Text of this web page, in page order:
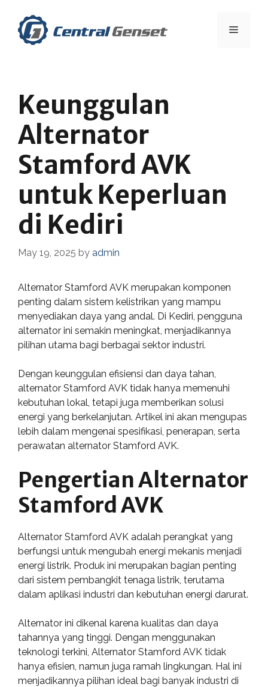
content
Menu
Keunggulan
Alternator
Stamford AVK
untuk Keperluan
di Kediri
May 19, 2025 by admin
Alternator Stamford AVK merupakan komponen
penting dalam sistem kelistrikan yang mampu
menyediakan daya yang andal. Di Kediri, pengguna
alternator ini semakin meningkat, menjadikannya
pilihan utama bagi berbagai sektor industri.
Dengan keunggulan efisiensi dan daya tahan,
alternator Stamford AVK tidak hanya memenuhi
kebutuhan lokal, tetapi juga memberikan solusi
energi yang berkelanjutan. Artikel ini akan mengupas
lebih dalam mengenai spesifikasi, penerapan, serta
perawatan alternator Stamford AVK.
Pengertian Alternator
Stamford AVK
Alternator Stamford AVK adalah perangkat yang
berfungsi untuk mengubah energi mekanis menjadi
energi listrik. Produk ini merupakan bagian penting
dari sistem pembangkit tenaga listrik, terutama
dalam aplikasi industri dan kebutuhan energi darurat.
Alternator ini dikenal karena kualitas dan daya
tahannya yang tinggi. Dengan menggunakan
teknologi terkini, Alternator Stamford AVK tidak
hanya efisien, namun juga ramah lingkungan. Hal ini
menjadikannya pilihan ideal bagi banyak industri di